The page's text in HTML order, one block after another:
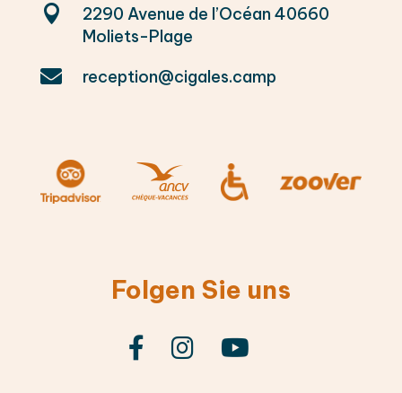

2290 Avenue de l’Océan 40660
Moliets-Plage
 reception@cigales.camp
Folgen Sie uns